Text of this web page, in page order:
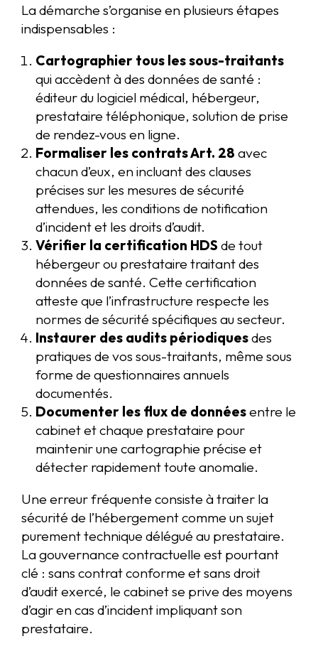
La démarche s’organise en plusieurs étapes
indispensables :
Cartographier tous les sous-traitants
qui accèdent à des données de santé :
éditeur du logiciel médical, hébergeur,
prestataire téléphonique, solution de prise
de rendez-vous en ligne.
Formaliser les contrats Art. 28 avec
chacun d’eux, en incluant des clauses
précises sur les mesures de sécurité
attendues, les conditions de notification
d’incident et les droits d’audit.
Vérifier la certification HDS de tout
hébergeur ou prestataire traitant des
données de santé. Cette certification
atteste que l’infrastructure respecte les
normes de sécurité spécifiques au secteur.
Instaurer des audits périodiquesdes
pratiques de vos sous-traitants, même sous
forme de questionnaires annuels
documentés.
Documenter les flux de donnéesentre le
cabinet et chaque prestataire pour
maintenir une cartographie précise et
détecter rapidement toute anomalie.
Une erreur fréquente consiste à traiter la
sécurité de l’hébergement comme un sujet
purement technique délégué au prestataire.
La gouvernance contractuelle est pourtant
clé : sans contrat conforme et sans droit
d’audit exercé, le cabinet se prive des moyens
d’agir en cas d’incident impliquant son
prestataire.